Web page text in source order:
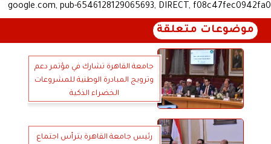
google.com, pub-6546128129065693, DIRECT, f08c47fec0942fa0
موضوعات متعلقة
جامعة القاهرة تشارك في مؤتمر دعم
وترويج المبادرة الوطنية للمشروعات
الخضراء الذكية
رئيس جامعة القاهرة يترأس اجتماع